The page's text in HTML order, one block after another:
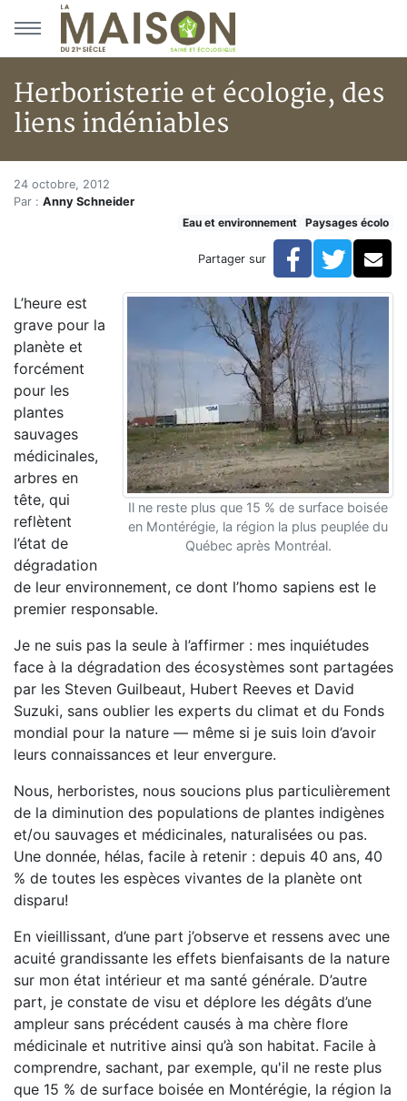
Aller au menu principal
Aller au contenu principal
Herboristerie et écologie, des
liens indéniables
Accueil
Articles
Eau et environnement
Herboristerie et écologie, des liens indéniables
Herboristerie et écologie, des
24 octobre, 2012
Par : Anny Schneider
Eau et environnement
Paysages écolo
Partager sur Facebook
Il ne reste plus que 15 % de surface boisée
en Montérégie, la région la plus peuplée du
Québec après Montréal.
L’heure est
grave pour la
planète et
forcément
pour les
plantes
sauvages
médicinales,
arbres en
tête, qui
reflètent
l’état de
dégradation
de leur environnement, ce dont l’homo sapiens est le
premier responsable.
Je ne suis pas la seule à l’affirmer : mes inquiétudes
face à la dégradation des écosystèmes sont partagées
par les Steven Guilbeaut, Hubert Reeves et David
Suzuki, sans oublier les experts du climat et du Fonds
mondial pour la nature — même si je suis loin d’avoir
leurs connaissances et leur envergure.
Nous, herboristes, nous soucions plus particulièrement
de la diminution des populations de plantes indigènes
et/ou sauvages et médicinales, naturalisées ou pas.
Une donnée, hélas, facile à retenir : depuis 40 ans, 40
% de toutes les espèces vivantes de la planète ont
disparu!
En vieillissant, d’une part j’observe et ressens avec une
acuité grandissante les effets bienfaisants de la nature
sur mon état intérieur et ma santé générale. D’autre
part, je constate de visu et déplore les dégâts d’une
ampleur sans précédent causés à ma chère flore
médicinale et nutritive ainsi qu’à son habitat. Facile à
comprendre, sachant, par exemple, qu'il ne reste plus
que 15 % de surface boisée en Montérégie, la région la